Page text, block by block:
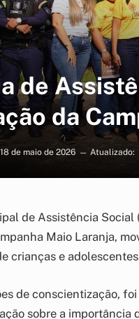
de
da
18 de maio de 2026 Atualizado:
de Assistência Social
Maio Laranja,
crianças e
de conscientização,
sobre a importância